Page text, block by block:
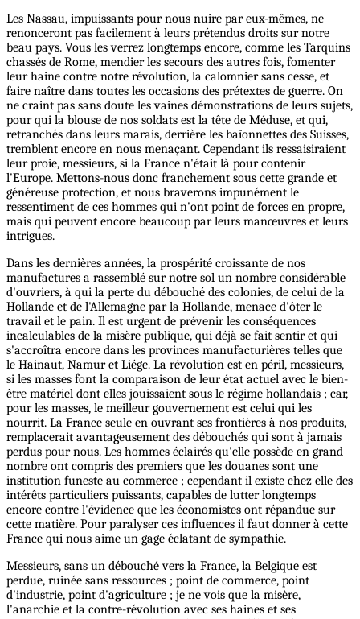
Les Nassau, impuissants pour nous nuire par eux-mêmes, ne
renonceront pas facilement à leurs prétendus droits sur notre
beau pays. Vous les verrez longtemps encore, comme les Tarquins
chassés de Rome, mendier les secours des autres fois, fomenter
leur haine contre notre révolution, la calomnier sans cesse, et
faire naître dans toutes les occasions des prétextes de guerre. On
ne craint pas sans doute les vaines démonstrations de leurs sujets,
pour qui la blouse de nos soldats est la tête de Méduse, et qui,
retranchés dans leurs marais, derrière les baïonnettes des Suisses,
tremblent encore en nous menaçant. Cependant ils ressaisiraient
leur proie, messieurs, si la France n'était là pour contenir
l'Europe. Mettons-nous donc franchement sous cette grande et
généreuse protection, et nous braverons impunément le
ressentiment de ces hommes qui n'ont point de forces en propre,
mais qui peuvent encore beaucoup par leurs manœuvres et leurs
intrigues.
Dans les dernières années, la prospérité croissante de nos
manufactures a rassemblé sur notre sol un nombre considérable
d'ouvriers, à qui la perte du débouché des colonies, de celui de la
Hollande et de l'Allemagne par la Hollande, menace d'ôter le
travail et le pain. Il est urgent de prévenir les conséquences
incalculables de la misère publique, qui déjà se fait sentir et qui
s'accroîtra encore dans les provinces manufacturières telles que
le Hainaut, Namur et Liége. La révolution est en péril, messieurs,
si les masses font la comparaison de leur état actuel avec le bien-
être matériel dont elles jouissaient sous le régime hollandais ; car,
pour les masses, le meilleur gouvernement est celui qui les
nourrit. La France seule en ouvrant ses frontières à nos produits,
remplacerait avantageusement des débouchés qui sont à jamais
perdus pour nous. Les hommes éclairés qu'elle possède en grand
nombre ont compris des premiers que les douanes sont une
institution funeste au commerce ; cependant il existe chez elle des
intérêts particuliers puissants, capables de lutter longtemps
encore contre l'évidence que les économistes ont répandue sur
cette matière. Pour paralyser ces influences il faut donner à cette
France qui nous aime un gage éclatant de sympathie.
Messieurs, sans un débouché vers la France, la Belgique est
perdue, ruinée sans ressources ; point de commerce, point
d'industrie, point d'agriculture ; je ne vois que la misère,
l'anarchie et la contre-révolution avec ses haines et ses